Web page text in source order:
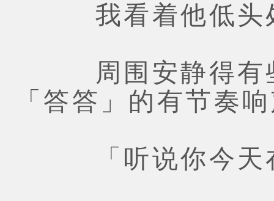
我看着他低头处
周围安静得有些
「答答」的有节奏
「听说你今天在